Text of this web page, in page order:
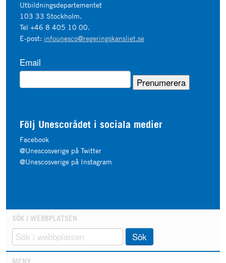
Utbildningsdepartementet
103 33 Stockholm.
Tel +46 8 405 10 00.
E-post: infounesco@regeringskansliet.se
Email
Följ Unescorådet i sociala medier
Facebook
@Unescosverige på Twitter
@Unescosverige på Instagram
SÖK I WEBBPLATSEN
Sök